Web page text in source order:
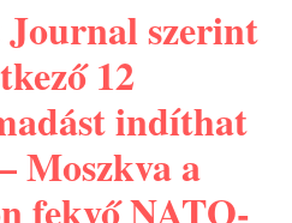
szerint
12
indíthat
Moszkva a
fekvő NATO-